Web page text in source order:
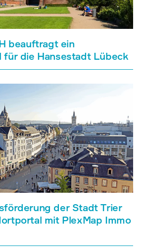
beauftragt ein
für die Hansestadt Lübeck
der Stadt Trier
mit PlexMap Immo